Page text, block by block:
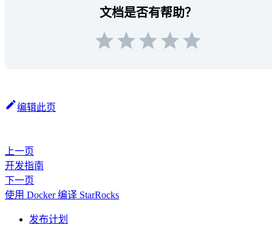
文档是否有帮助？
编辑此页
上一页
开发指南
下一页
使用 Docker 编译 StarRocks
发布计划